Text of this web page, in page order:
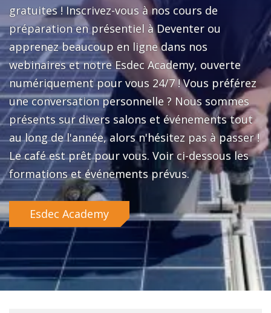
gratuites ! Inscrivez-vous à nos cours de
préparation en présentiel à Deventer ou
apprenez beaucoup en ligne dans nos
webinaires et notre Esdec Academy, ouverte
numériquement pour vous 24/7 ! Vous préférez
une conversation personnelle ? Nous sommes
présents sur divers salons et événements tout
au long de l'année, alors n'hésitez pas à passer !
Le café est prêt pour vous. Voir ci-dessous les
formations et événements prévus.
Esdec Academy